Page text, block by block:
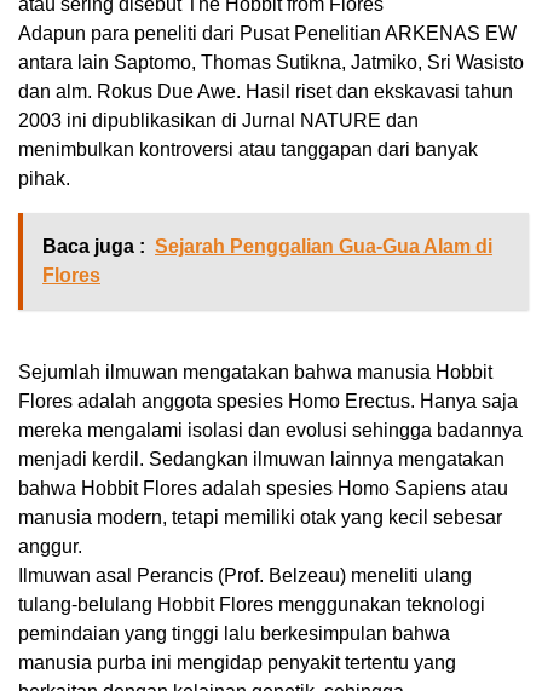
atau sering disebut The Hobbit from Flores
Adapun para peneliti dari Pusat Penelitian ARKENAS EW
antara lain Saptomo, Thomas Sutikna, Jatmiko, Sri Wasisto
dan alm. Rokus Due Awe. Hasil riset dan ekskavasi tahun
2003 ini dipublikasikan di Jurnal NATURE dan
menimbulkan kontroversi atau tanggapan dari banyak
pihak.
Baca juga : Sejarah Penggalian Gua-Gua Alam di
Flores
Sejumlah ilmuwan mengatakan bahwa manusia Hobbit
Flores adalah anggota spesies Homo Erectus. Hanya saja
mereka mengalami isolasi dan evolusi sehingga badannya
menjadi kerdil. Sedangkan ilmuwan lainnya mengatakan
bahwa Hobbit Flores adalah spesies Homo Sapiens atau
manusia modern, tetapi memiliki otak yang kecil sebesar
anggur.
Ilmuwan asal Perancis (Prof. Belzeau) meneliti ulang
tulang-belulang Hobbit Flores menggunakan teknologi
pemindaian yang tinggi lalu berkesimpulan bahwa
manusia purba ini mengidap penyakit tertentu yang